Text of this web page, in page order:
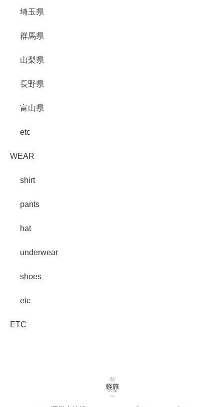
埼玉県
群馬県
山梨県
長野県
富山県
etc
WEAR
shirt
pants
hat
underwear
shoes
etc
ETC